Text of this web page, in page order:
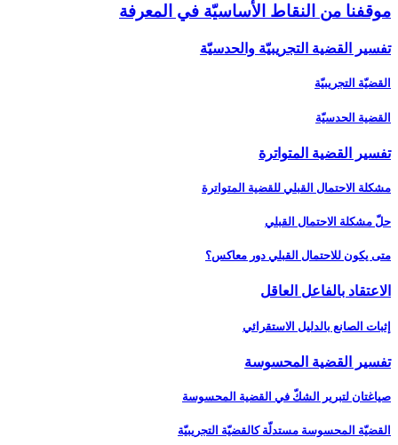
موقفنا من النقاط الأساسيّة في المعرفة
تفسير القضية التجريبيّة والحدسيّة
القضيّة التجريبيّة
القضية الحدسيّة
تفسير القضية المتواترة
مشكلة الاحتمال القبلي للقضية المتواترة
حلّ مشكلة الاحتمال القبلي
متى يكون للاحتمال القبلي دور معاكس؟
الاعتقاد بالفاعل العاقل‏
إثبات الصانع بالدليل الاستقرائي
تفسير القضية المحسوسة
صياغتان لتبرير الشكّ في القضية المحسوسة
القضيّة المحسوسة مستدلّة كالقضيّة التجريبيّة